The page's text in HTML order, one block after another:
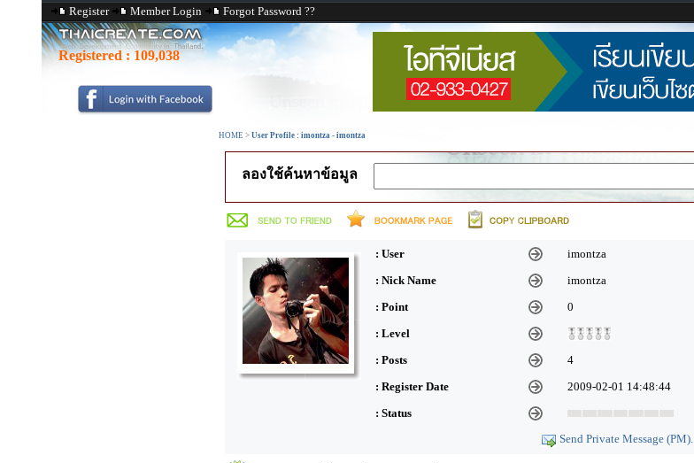
Register Member Login Forgot Password ??
Registered : 109,038
HOME > User Profile : imontza - imontza
ลองใช้ค้นหาข้อมูล
: User
imontza
: Nick Name
imontza
: Point
0
: Level
: Posts
4
: Register Date
2009-02-01 14:48:44
: Status
Send Private Message (PM).